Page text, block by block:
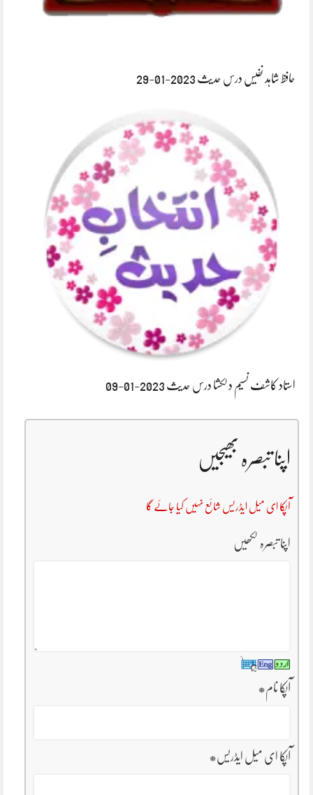
حافظ شاہد نفیس درس حدیث 2023-01-29
استاد کاشف نسیم دلکشا درس حدیث 2023-01-09
اپنا تبصرہ بھیجیں
آپکا ای میل ایڈریس شائع نہیں کیا جائے گا
اپنا تبصرہ لکھیں
آپکا نام*
آپکا ای میل ایڈریس*